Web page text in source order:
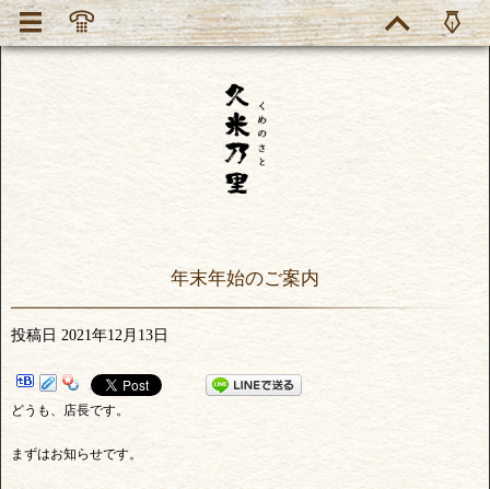
年末年始のご案内
投稿日 2021年12月13日
どうも、店長です。
まずはお知らせです。